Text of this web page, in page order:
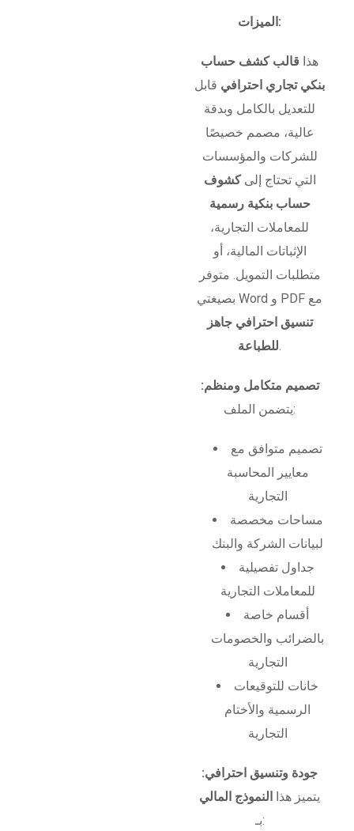
الميزات:
هذا قالب كشف حساب
بنكي تجاري احترافي قابل
للتعديل بالكامل وبدقة
عالية، مصمم خصيصًا
للشركات والمؤسسات
التي تحتاج إلىكشوف
حساب بنكية رسمية
للمعاملات التجارية،
الإثباتات المالية، أو
متطلبات التمويل. متوفر
بصيغتي Word و PDF مع
تنسيق احترافي جاهز
للطباعة.
تصميم متكامل ومنظم:
يتضمن الملف:
تصميم متوافق مع
معايير المحاسبة
التجارية
مساحات مخصصة
لبيانات الشركة والبنك
جداول تفصيلية
للمعاملات التجارية
أقسام خاصة
بالضرائب والخصومات
التجارية
خانات للتوقيعات
الرسمية والأختام
التجارية
جودة وتنسيق احترافي:
يتميز هذا
النموذج المالي
بـ: